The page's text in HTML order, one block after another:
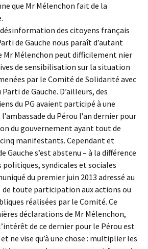
que Mr Mélenchon fait de la
des citoyens français
de Gauche nous paraît d’autant
Mr Mélenchon peut difficilement nier
de sensibilisation sur la situation
par le Comité de Solidarité avec
de Gauche. D’ailleurs, des
du PG avaient participé à une
du Pérou l’an dernier pour
du gouvernement ayant tout de
manifestants. Cependant et
Gauche s’est abstenu – à la différence
politiques, syndicales et sociales
du premier juin 2013 adressé au
toute participation aux actions ou
réalisées par le Comité. Ce
déclarations de Mr Mélenchon,
de ce dernier pour le Pérou est
ne vise qu’à une chose : multiplier les